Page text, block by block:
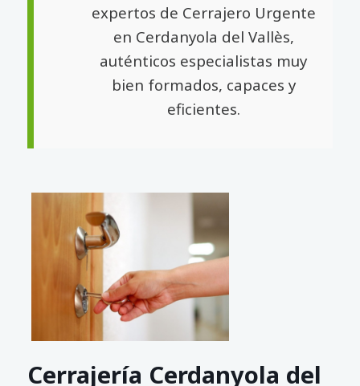
expertos de Cerrajero Urgente
en Cerdanyola del Vallès,
auténticos especialistas muy
bien formados, capaces y
eficientes.
Cerrajería Cerdanyola del